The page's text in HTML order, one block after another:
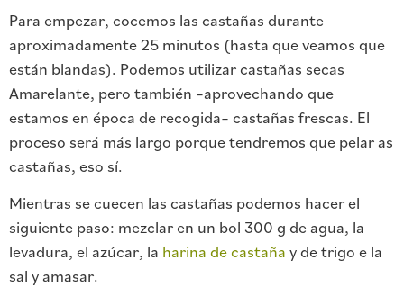
Para empezar, cocemos las castañas durante
aproximadamente 25 minutos (hasta que veamos que
están blandas). Podemos utilizar castañas secas
Amarelante, pero también –aprovechando que
estamos en época de recogida– castañas frescas. El
proceso será más largo porque tendremos que pelar as
castañas, eso sí.
Mientras se cuecen las castañas podemos hacer el
siguiente paso: mezclar en un bol 300 g de agua, la
levadura, el azúcar, la harina de castaña y de trigo e la
sal y amasar.